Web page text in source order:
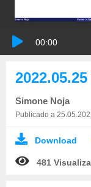
00:00
Simone Noja
Publicado a
Download
481